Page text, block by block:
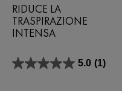
RIDUCE LA
TRASPIRAZIONE
INTENSA
5.0 (1)
5.0